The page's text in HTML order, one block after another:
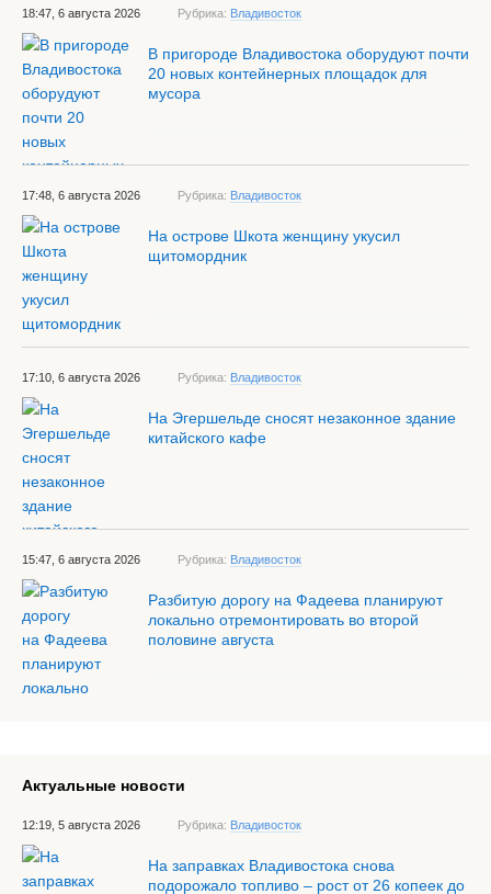
18:47, 6 августа 2026 Рубрика: Владивосток
В пригороде Владивостока оборудуют почти
20 новых контейнерных площадок для
мусора
17:48, 6 августа 2026 Рубрика: Владивосток
На острове Шкота женщину укусил
щитомордник
17:10, 6 августа 2026 Рубрика: Владивосток
На Эгершельде сносят незаконное здание
китайского кафе
15:47, 6 августа 2026 Рубрика: Владивосток
Разбитую дорогу на Фадеева планируют
локально отремонтировать во второй
половине августа
Актуальные новости
12:19, 5 августа 2026 Рубрика: Владивосток
На заправках Владивостока снова
подорожало топливо – рост от 26 копеек до